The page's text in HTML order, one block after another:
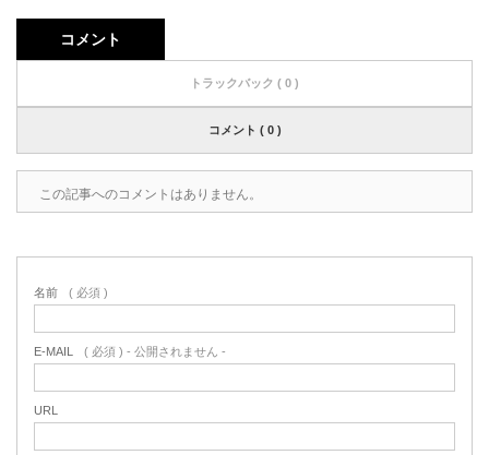
コメント
トラックバック ( 0 )
コメント ( 0 )
この記事へのコメントはありません。
名前 ( 必須 )
E-MAIL ( 必須 ) - 公開されません -
URL